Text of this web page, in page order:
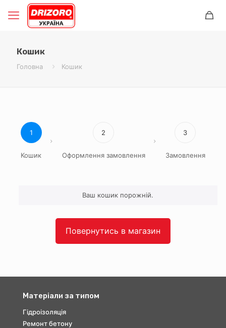
Кошик
Головна Кошик
1
Кошик
2
Оформлення замовлення
3
Замовлення
Ваш кошик порожній.
Повернутись в магазин
Матеріали за типом
Гідроізоляція
Ремонт бетону